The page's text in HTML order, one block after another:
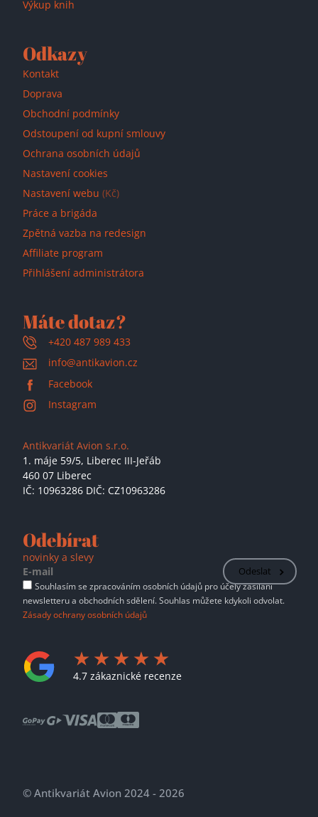
Výkup knih
Odkazy
Kontakt
Doprava
Obchodní podmínky
Odstoupení od kupní smlouvy
Ochrana osobních údajů
Nastavení cookies
Nastavení webu (Kč)
Práce a brigáda
Zpětná vazba na redesign
Affiliate program
Přihlášení administrátora
Máte dotaz?
+420 487 989 433
info@antikavion.cz
Facebook
Instagram
Antikvariát Avion s.r.o.
1. máje 59/5, Liberec III-Jeřáb
460 07 Liberec
IČ: 10963286 DIČ: CZ10963286
Odebírat
novinky a slevy
Odeslat
Souhlasím se zpracováním osobních údajů pro účely zasílání
newsletteru a obchodních sdělení. Souhlas můžete kdykoli odvolat.
Zásady ochrany osobních údajů
4.7 zákaznické recenze
© Antikvariát Avion 2024 - 2026